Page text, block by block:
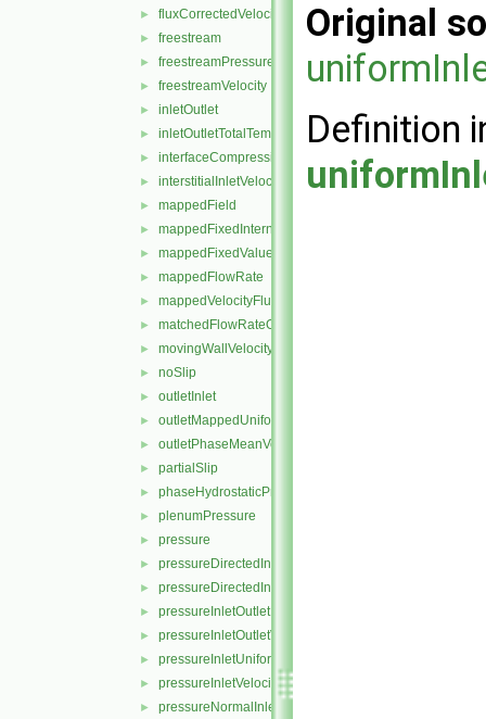
► fluxCorrectedVelocity
► freestream
► freestreamPressure
► freestreamVelocity
► inletOutlet
► inletOutletTotalTemperature
► interfaceCompression
► interstitialInletVelocity
► mappedField
► mappedFixedInternalValue
► mappedFixedValue
► mappedFlowRate
► mappedVelocityFluxFixedValue
► matchedFlowRateOutletVelocity
► movingWallVelocity
► noSlip
► outletInlet
► outletMappedUniformInlet
► outletPhaseMeanVelocity
► partialSlip
► phaseHydrostaticPressure
► plenumPressure
► pressure
► pressureDirectedInletOutletVelocity
► pressureDirectedInletVelocity
► pressureInletOutletParSlipVelocity
► pressureInletOutletVelocity
► pressureInletUniformVelocity
► pressureInletVelocity
► pressureNormalInletOutletVelocity
Original
Definition